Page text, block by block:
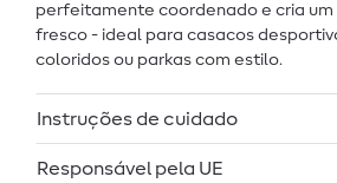
perfeitamente coordenado e cria um
fresco - ideal para casacos
coloridos ou parkas com estilo.
Instruções de cuidado
Responsável pela UE